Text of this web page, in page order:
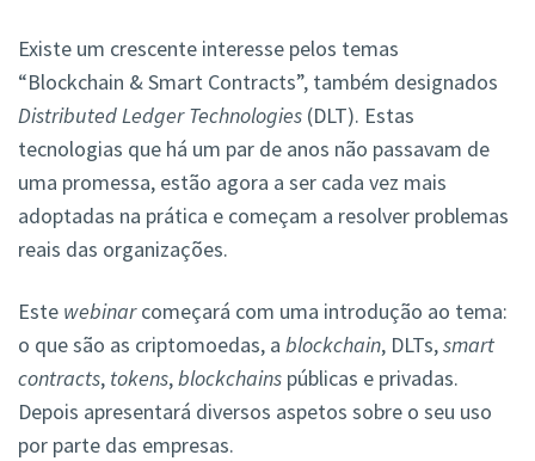
Existe um crescente interesse pelos temas
“Blockchain & Smart Contracts”, também designados
Distributed Ledger Technologies (DLT). Estas
tecnologias que há um par de anos não passavam de
uma promessa, estão agora a ser cada vez mais
adoptadas na prática e começam a resolver problemas
reais das organizações.
Este webinarcomeçará com uma introdução ao tema:
o que são as criptomoedas, a blockchain, DLTs,smart
contracts, tokens,blockchains públicas e privadas.
Depois apresentará diversos aspetos sobre o seu uso
por parte das empresas.